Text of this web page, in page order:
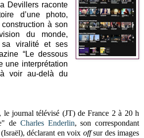
Devillers raconte
d’une photo,
à son
du monde,
sa viralité et ses
“Le dessous
une interprétation
voir au-delà du
le journal télévisé (JT) deFrance 2 à 20 h
de Charles Enderlin, son correspondant
déclarant en voix offsur des images